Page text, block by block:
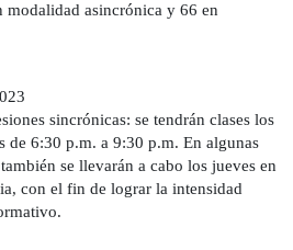
modalidad asincrónica y 66 en
sincrónicas: se tendrán clases los
de 6:30 p.m. a 9:30 p.m. En algunas
se llevarán a cabo los jueves en
con el fin de lograr la intensidad